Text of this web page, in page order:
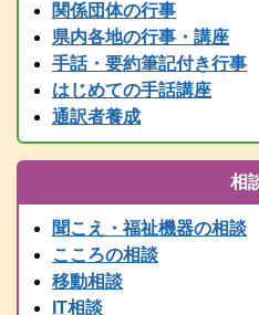
2025.07.12
情報センター主催行事等、随時更
2025.05.24
要約筆記者養成講座パソコンコ
２日に延長しました
2025.04.03
2025年度要約筆記者養成講座（
2025.03.21
2024（令和6）年度 全国統一要約
2025.03.15
令和７年度 手話通訳者養成講座
しました。
関係団体の行事
県内各地の行事・講座
手話・要約筆記付き行事
はじめての手話講座
通訳者養成
相
聞こえ・福祉機器の相談
こころの相談
移動相談
IT相談